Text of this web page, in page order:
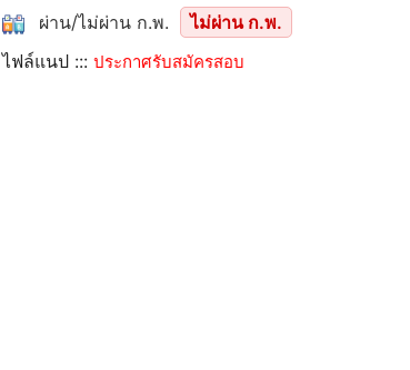
ผ่าน/ไม่ผ่าน ก.พ.
ไม่ผ่าน ก.พ.
ไฟล์แนป ::: ประกาศรับสมัครสอบ